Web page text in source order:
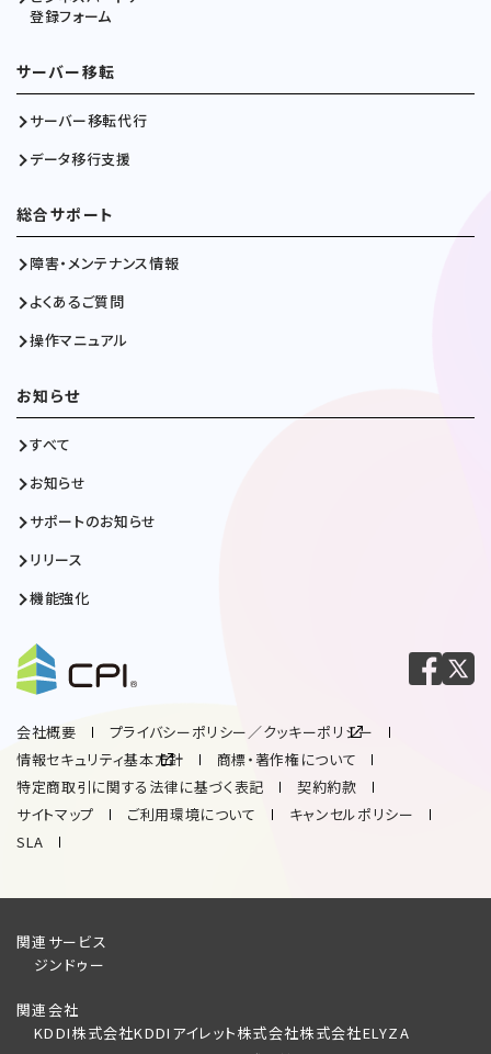
登録フォーム
サーバー移転
サーバー移転代行
データ移行支援
総合サポート
障害・メンテナンス情報
よくあるご質問
操作マニュアル
お知らせ
すべて
お知らせ
サポートのお知らせ
リリース
機能強化
会社概要
プライバシーポリシー／クッキーポリシー
情報セキュリティ基本方針
商標・著作権について
特定商取引に関する法律に基づく表記
契約約款
サイトマップ
ご利用環境について
キャンセルポリシー
SLA
関連サービス
ジンドゥー
関連会社
KDDI株式会社KDDIアイレット株式会社株式会社ELYZA